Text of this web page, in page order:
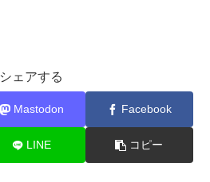
シェアする
Mastodon Facebook
LINE コピー